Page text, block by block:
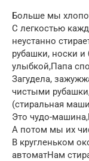
Больше мы
С легкостью
неустанно
рубашки, носки
улыбкой,Папа
Загудела,
чистыми
(стиральная
Это чудо-
А потом мы их
В кругленьком
автоматНам